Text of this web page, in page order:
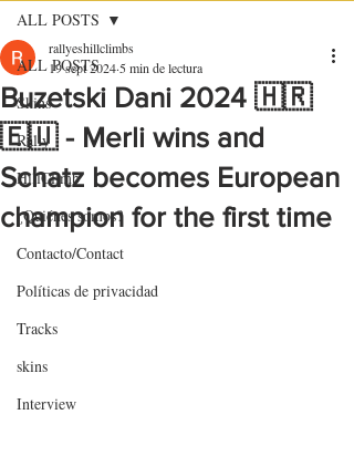
ALL POSTS
Skins
Rally
HillClimb
¿Quiénes somos?
Contacto/Contact
Políticas de privacidad
Tracks
skins
Interview
ALL POSTS
Buzetski Dani 2024 🇭🇷
🇪🇺 - Merli wins and
Schatz becomes European
champion for the first time
rallyeshillclimbs
19 sept 2024 5 min de lectura